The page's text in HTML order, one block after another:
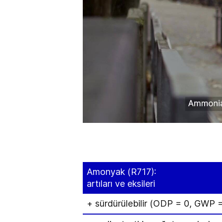
Amonyak (R717):
artıları ve eksileri
+ sürdürülebilir (ODP = 0, GWP